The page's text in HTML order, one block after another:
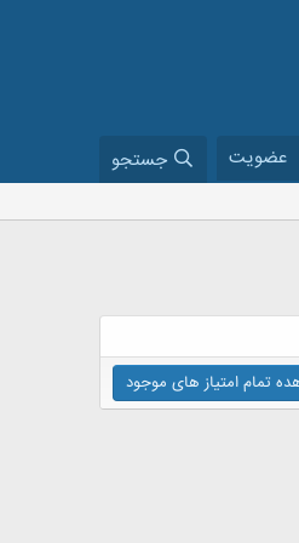
عضویت جستجو
تمام امتیاز های موجود